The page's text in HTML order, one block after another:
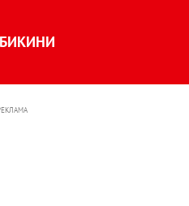
БИКИНИ